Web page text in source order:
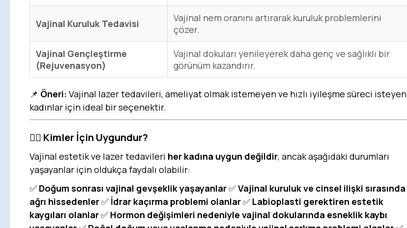
Vajinal Kuruluk Tedavisi
Vajinal nem oranını artırarak kuruluk problemlerini
çözer.
Vajinal Gençleştirme
(Rejuvenasyon)
Vajinal dokuları yenileyerek daha genç ve sağlıklı bir
görünüm kazandırır.
📌 Öneri: Vajinal lazer tedavileri, ameliyat olmak istemeyen ve hızlı iyileşme süreci isteyen
kadınlar için ideal bir seçenektir.
👩‍⚕️ Kimler İçin Uygundur?
Vajinal estetik ve lazer tedavileri her kadına uygun değildir, ancak aşağıdaki durumları
yaşayanlar için oldukça faydalı olabilir:
✅ Doğum sonrası vajinal gevşeklik yaşayanlar✅Vajinal kuruluk ve cinsel ilişki sırasında
ağrı hissedenler✅ İdrar kaçırma problemi olanlar✅ Labioplasti gerektiren estetik
kaygıları olanlar✅ Hormon değişimleri nedeniyle vajinal dokularında esneklik kaybı